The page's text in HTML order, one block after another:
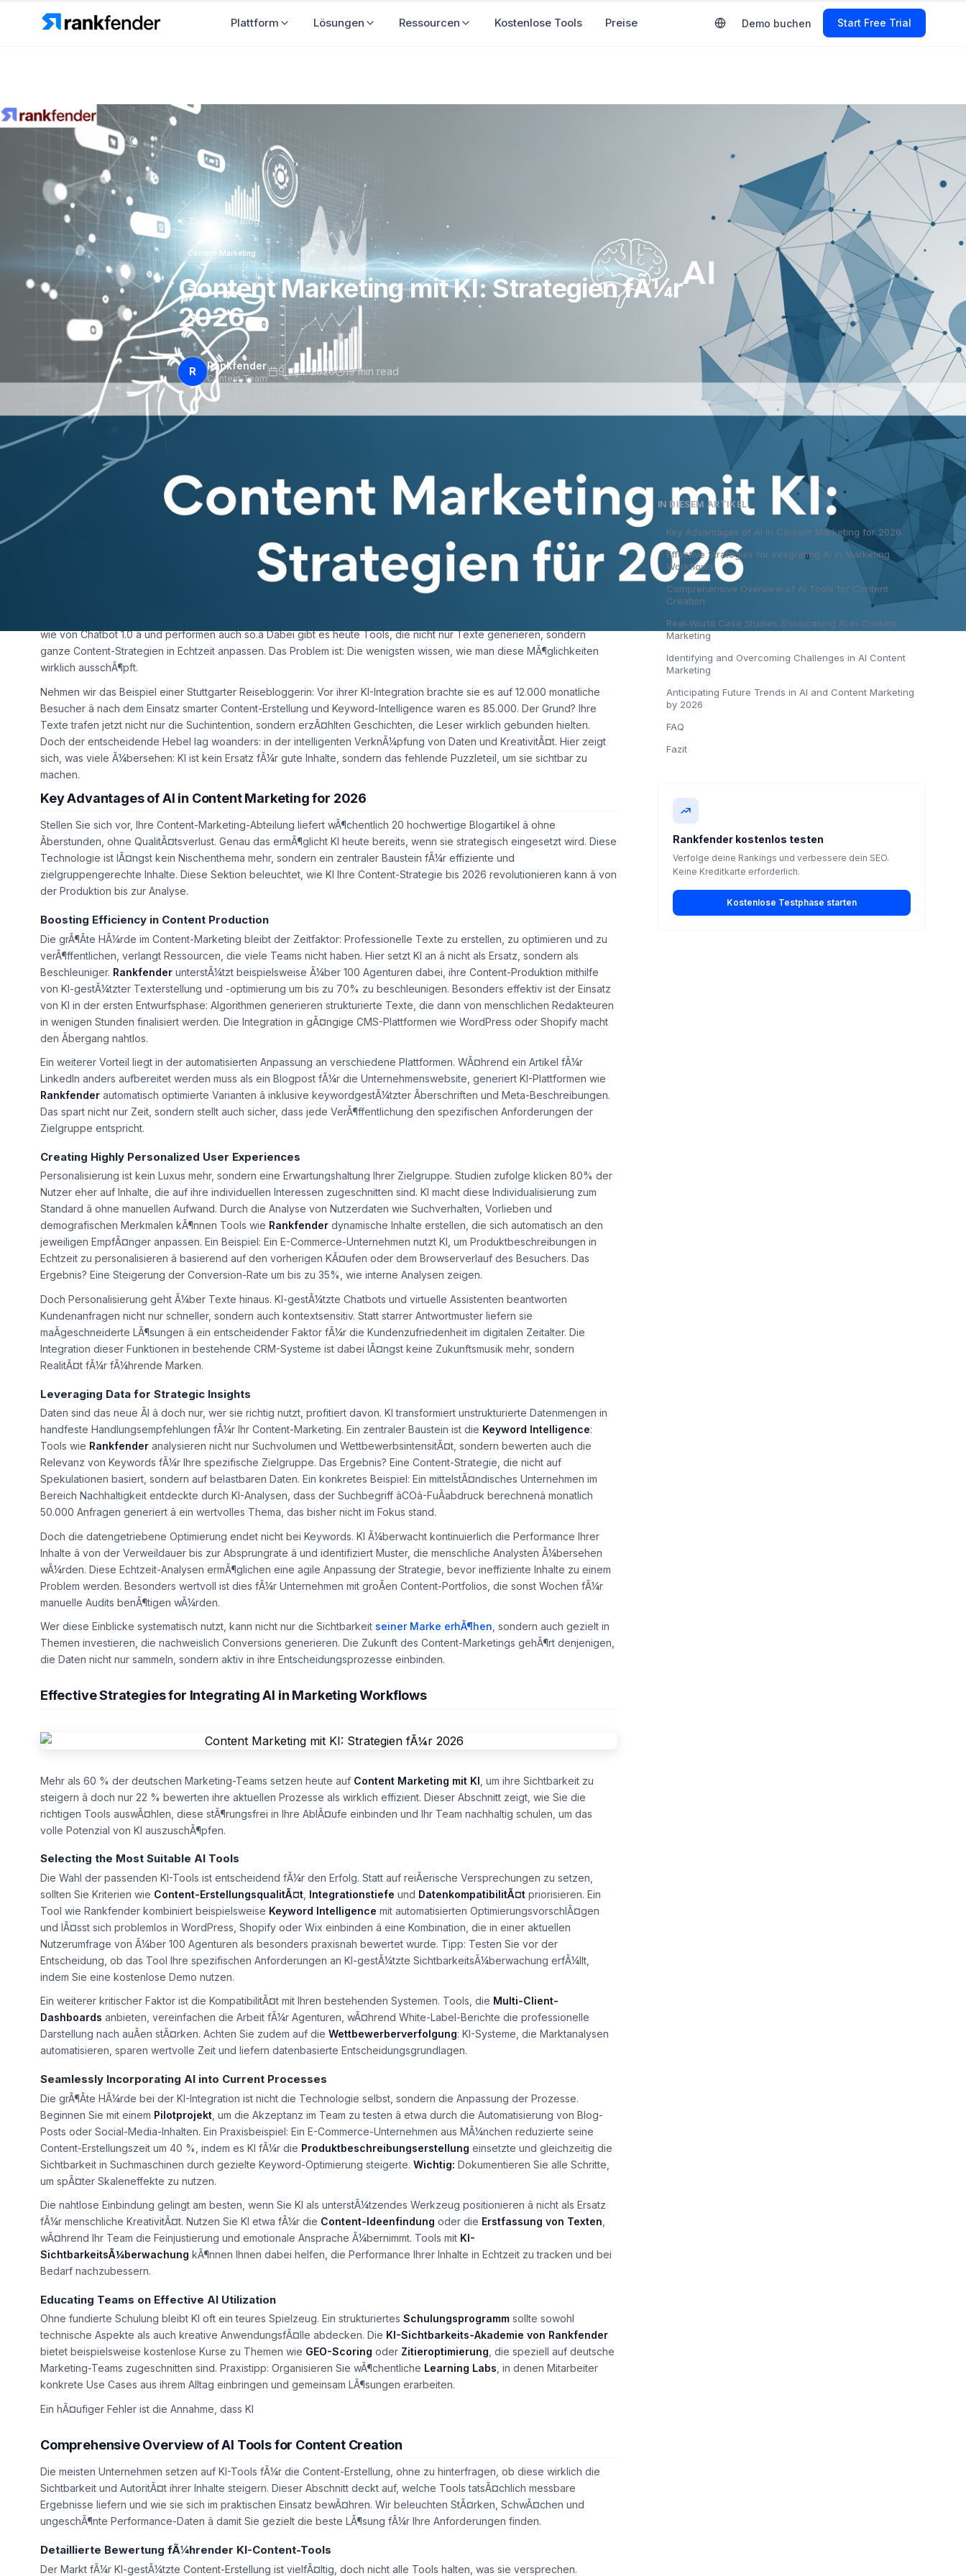
Plattform Lösungen Ressourcen Kostenlose Tools Preise Demo buchen Start Free Trial
Zurück zum Blog
Content-Marketing
Content Marketing mit KI: Strategien fÃ¼r
2026
R Rankfender
Content Team
9. Apr. 2026 19 min read
Content Marketing mit KI: Strategien fÃ¼r
Vor zwei Jahren hÃ¤tte ich Ihnen verraten, dass KI-Tools die KreativitÃ¤t imContent Marketing mit KI
ersticken
wie von Chatbot 1.0 â und performen auch so.âDabei gibt es heute Tools, die nicht nur Texte generieren, sondern
ganze Content-Strategien in Echtzeit anpassen. Das Problem ist: Die wenigsten wissen, wie man diese MÃ¶glichkeiten
wirklich ausschÃ¶pft.
Nehmen wir das Beispiel einer Stuttgarter Reisebloggerin: Vor ihrer KI-Integration brachte sie es auf 12.000 monatliche
Besucher â nach dem Einsatz smarter Content-Erstellung und Keyword-Intelligence waren es 85.000. Der Grund? Ihre
Texte trafen jetzt nicht nur die Suchintention, sondern erzÃ¤hlten Geschichten, die Leser wirklich gebunden hielten.
Doch der entscheidende Hebel lag woanders: in der intelligenten VerknÃ¼pfung von Daten und KreativitÃ¤t. Hier zeigt
sich, was viele Ã¼bersehen: KI ist kein Ersatz fÃ¼r gute Inhalte, sondern das fehlende Puzzleteil, um sie sichtbar zu
machen.
Key Advantages of AI in Content Marketing for 2026
Stellen Sie sich vor, Ihre Content-Marketing-Abteilung liefert wÃ¶chentlich 20 hochwertige Blogartikel â ohne
Ãberstunden, ohne QualitÃ¤tsverlust. Genau das ermÃ¶glicht KI heute bereits, wenn sie strategisch eingesetzt wird. Diese
Technologie ist lÃ¤ngst kein Nischenthema mehr, sondern ein zentraler Baustein fÃ¼r effiziente und
zielgruppengerechte Inhalte. Diese Sektion beleuchtet, wie KI Ihre Content-Strategie bis 2026 revolutionieren kann â von
der Produktion bis zur Analyse.
Boosting Efficiency in Content Production
Die grÃ¶Ãte HÃ¼rde im Content-Marketing bleibt der Zeitfaktor: Professionelle Texte zu erstellen, zu optimieren und zu
verÃ¶ffentlichen, verlangt Ressourcen, die viele Teams nicht haben. Hier setzt KI an â nicht als Ersatz, sondern als
Beschleuniger. Rankfender unterstÃ¼tzt beispielsweise Ã¼ber 100 Agenturen dabei, ihre Content-Produktion mithilfe
von KI-gestÃ¼tzter Texterstellung und -optimierung um bis zu 70% zu beschleunigen. Besonders effektiv ist der Einsatz
von KI in der ersten Entwurfsphase: Algorithmen generieren strukturierte Texte, die dann von menschlichen Redakteuren
in wenigen Stunden finalisiert werden. Die Integration in gÃ¤ngige CMS-Plattformen wie WordPress oder Shopify macht
den Ãbergang nahtlos.
Ein weiterer Vorteil liegt in der automatisierten Anpassung an verschiedene Plattformen. WÃ¤hrend ein Artikel fÃ¼r
LinkedIn anders aufbereitet werden muss als ein Blogpost fÃ¼r die Unternehmenswebsite, generiert KI-Plattformen wie
Rankfender automatisch optimierte Varianten â inklusive keywordgestÃ¼tzter Ãberschriften und Meta-Beschreibungen.
Das spart nicht nur Zeit, sondern stellt auch sicher, dass jede VerÃ¶ffentlichung den spezifischen Anforderungen der
Zielgruppe entspricht.
Creating Highly Personalized User Experiences
Personalisierung ist kein Luxus mehr, sondern eine Erwartungshaltung Ihrer Zielgruppe. Studien zufolge klicken 80% der
Nutzer eher auf Inhalte, die auf ihre individuellen Interessen zugeschnitten sind. KI macht diese Individualisierung zum
Standard â ohne manuellen Aufwand. Durch die Analyse von Nutzerdaten wie Suchverhalten, Vorlieben und
demografischen Merkmalen kÃ¶nnen Tools wie Rankfender dynamische Inhalte erstellen, die sich automatisch an den
jeweiligen EmpfÃ¤nger anpassen. Ein Beispiel: Ein E-Commerce-Unternehmen nutzt KI, um Produktbeschreibungen in
Echtzeit zu personalisieren â basierend auf den vorherigen KÃ¤ufen oder dem Browserverlauf des Besuchers. Das
Ergebnis? Eine Steigerung der Conversion-Rate um bis zu 35%, wie interne Analysen zeigen.
Doch Personalisierung geht Ã¼ber Texte hinaus. KI-gestÃ¼tzte Chatbots und virtuelle Assistenten beantworten
Kundenanfragen nicht nur schneller, sondern auch kontextsensitiv. Statt starrer Antwortmuster liefern sie
maÃgeschneiderte LÃ¶sungen â ein entscheidender Faktor fÃ¼r die Kundenzufriedenheit im digitalen Zeitalter. Die
Integration dieser Funktionen in bestehende CRM-Systeme ist dabei lÃ¤ngst keine Zukunftsmusik mehr, sondern
RealitÃ¤t fÃ¼r fÃ¼hrende Marken.
Leveraging Data for Strategic Insights
Daten sind das neue Ãl â doch nur, wer sie richtig nutzt, profitiert davon. KI transformiert unstrukturierte Datenmengen in
handfeste Handlungsempfehlungen fÃ¼r Ihr Content-Marketing. Ein zentraler Baustein ist die Keyword Intelligence:
Tools wie Rankfender analysieren nicht nur Suchvolumen und WettbewerbsintensitÃ¤t, sondern bewerten auch die
Relevanz von Keywords fÃ¼r Ihre spezifische Zielgruppe. Das Ergebnis? Eine Content-Strategie, die nicht auf
Spekulationen basiert, sondern auf belastbaren Daten. Ein konkretes Beispiel: Ein mittelstÃ¤ndisches Unternehmen im
Bereich Nachhaltigkeit entdeckte durch KI-Analysen, dass der Suchbegriff âCOâ-FuÃabdruck berechnenâ monatlich
50.000 Anfragen generiert â ein wertvolles Thema, das bisher nicht im Fokus stand.
Doch die datengetriebene Optimierung endet nicht bei Keywords. KI Ã¼berwacht kontinuierlich die Performance Ihrer
Inhalte â von der Verweildauer bis zur Absprungrate â und identifiziert Muster, die menschliche Analysten Ã¼bersehen
wÃ¼rden. Diese Echtzeit-Analysen ermÃ¶glichen eine agile Anpassung der Strategie, bevor ineffiziente Inhalte zu einem
Problem werden. Besonders wertvoll ist dies fÃ¼r Unternehmen mit groÃen Content-Portfolios, die sonst Wochen fÃ¼r
manuelle Audits benÃ¶tigen wÃ¼rden.
Wer diese Einblicke systematisch nutzt, kann nicht nur die Sichtbarkeit seiner Marke erhÃ¶hen , sondern auch gezielt in
Themen investieren, die nachweislich Conversions generieren. Die Zukunft des Content-Marketings gehÃ¶rt denjenigen,
die Daten nicht nur sammeln, sondern aktiv in ihre Entscheidungsprozesse einbinden.
Effective Strategies for Integrating AI in Marketing Workflows
Mehr als 60 % der deutschen Marketing-Teams setzen heute auf Content Marketing mit KI , um ihre Sichtbarkeit zu
steigern â doch nur 22 % bewerten ihre aktuellen Prozesse als wirklich effizient. Dieser Abschnitt zeigt, wie Sie die
richtigen Tools auswÃ¤hlen, diese stÃ¶rungsfrei in Ihre AblÃ¤ufe einbinden und Ihr Team nachhaltig schulen, um das
volle Potenzial von KI auszuschÃ¶pfen.
Selecting the Most Suitable AI Tools
Die Wahl der passenden KI-Tools ist entscheidend fÃ¼r den Erfolg. Statt auf reiÃerische Versprechungen zu setzen,
sollten Sie Kriterien wie Content-ErstellungsqualitÃ¤t Integrationstiefe und DatenkompatibilitÃ¤t priorisieren. Ein
Tool wie Rankfender kombiniert beispielsweise Keyword Intelligence mit automatisierten OptimierungsvorschlÃ¤gen
und lÃ¤sst sich problemlos in WordPress, Shopify oder Wix einbinden â eine Kombination, die in einer aktuellen
Nutzerumfrage von Ã¼ber 100 Agenturen als besonders praxisnah bewertet wurde. Tipp: Testen Sie vor der
Entscheidung, ob das Tool Ihre spezifischen Anforderungen an KI-gestÃ¼tzte SichtbarkeitsÃ¼berwachung erfÃ¼llt,
indem Sie eine kostenlose Demo nutzen.
Ein weiterer kritischer Faktor ist die KompatibilitÃ¤t mit Ihren bestehenden Systemen. Tools, die Multi-Client-
Dashboards anbieten, vereinfachen die Arbeit fÃ¼r Agenturen, wÃ¤hrend White-Label-Berichte die professionelle
Darstellung nach auÃen stÃ¤rken. Achten Sie zudem auf die Wettbewerberverfolgung: KI-Systeme, die Marktanalysen
automatisieren, sparen wertvolle Zeit und liefern datenbasierte Entscheidungsgrundlagen.
Seamlessly Incorporating AI into Current Processes
Die grÃ¶Ãte HÃ¼rde bei der KI-Integration ist nicht die Technologie selbst, sondern die Anpassung der Prozesse.
Beginnen Sie mit einem Pilotprojekt , um die Akzeptanz im Team zu testen â etwa durch die Automatisierung von Blog-
Posts oder Social-Media-Inhalten. Ein Praxisbeispiel: Ein E-Commerce-Unternehmen aus MÃ¼nchen reduzierte seine
Content-Erstellungszeit um 40 %, indem es KI fÃ¼r die Produktbeschreibungserstellung einsetzte und gleichzeitig die
Sichtbarkeit in Suchmaschinen durch gezielte Keyword-Optimierung steigerte. Wichtig: Dokumentieren Sie alle Schritte,
um spÃ¤ter Skaleneffekte zu nutzen.
Die nahtlose Einbindung gelingt am besten, wenn Sie KI als unterstÃ¼tzendes Werkzeug positionieren â nicht als Ersatz
fÃ¼r menschliche KreativitÃ¤t. Nutzen Sie KI etwa fÃ¼r die Content-Ideenfindung oder die Erstfassung von Texten
wÃ¤hrend Ihr Team die Feinjustierung und emotionale Ansprache Ã¼bernimmt. Tools mit KI-
SichtbarkeitsÃ¼berwachung kÃ¶nnen Ihnen dabei helfen, die Performance Ihrer Inhalte in Echtzeit zu tracken und bei
Bedarf nachzubessern.
Educating Teams on Effective AI Utilization
Ohne fundierte Schulung bleibt KI oft ein teures Spielzeug. Ein strukturiertes Schulungsprogramm sollte sowohl
technische Aspekte als auch kreative AnwendungsfÃ¤lle abdecken. Die KI-Sichtbarkeits-Akademie von Rankfender
bietet beispielsweise kostenlose Kurse zu Themen wie GEO-Scoring oder Zitieroptimierung , die speziell auf deutsche
Marketing-Teams zugeschnitten sind. Praxistipp: Organisieren Sie wÃ¶chentliche Learning Labs , in denen Mitarbeiter
konkrete Use Cases aus ihrem Alltag einbringen und gemeinsam LÃ¶sungen erarbeiten.
Ein hÃ¤ufiger Fehler ist die Annahme, dass KI
Comprehensive Overview of AI Tools for Content Creation
Die meisten Unternehmen setzen auf KI-Tools fÃ¼r die Content-Erstellung, ohne zu hinterfragen, ob diese wirklich die
Sichtbarkeit und AutoritÃ¤t ihrer Inhalte steigern. Dieser Abschnitt deckt auf, welche Tools tatsÃ¤chlich messbare
Ergebnisse liefern und wie sie sich im praktischen Einsatz bewÃ¤hren. Wir beleuchten StÃ¤rken, SchwÃ¤chen und
ungeschÃ¶nte Performance-Daten â damit Sie gezielt die beste LÃ¶sung fÃ¼r Ihre Anforderungen finden.
Detaillierte Bewertung fÃ¼hrender KI-Content-Tools
Der Markt fÃ¼r KI-gestÃ¼tzte Content-Erstellung ist vielfÃ¤ltig, doch nicht alle Tools halten, was sie versprechen.
IN DIESEM ARTIKEL
Key Advantages of AI in Content Marketing for 2026
Effective Strategies for Integrating AI in Marketing
Workflows
Comprehensive Overview of AI Tools for Content
Creation
Real-World Case Studies Showcasing AI in Content
Marketing
Identifying and Overcoming Challenges in AI Content
Marketing
Anticipating Future Trends in AI and Content Marketing
by 2026
FAQ
Fazit
Rankfender kostenlos testen
Verfolge deine Rankings und verbessere dein SEO.
Keine Kreditkarte erforderlich.
Kostenlose Testphase starten